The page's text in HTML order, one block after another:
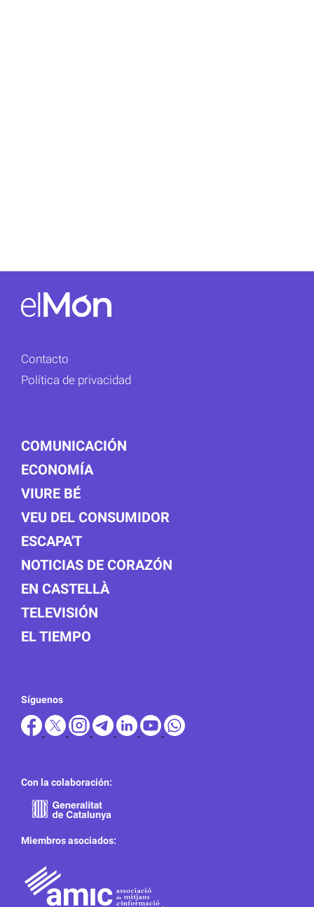
Contacto
Política de privacidad
COMUNICACIÓN
ECONOMÍA
VIURE BÉ
VEU DEL CONSUMIDOR
ESCAPA'T
NOTICIAS DE CORAZÓN
EN CASTELLÀ
TELEVISIÓN
EL TIEMPO
Síguenos
Con la colaboración:
Miembros asociados: